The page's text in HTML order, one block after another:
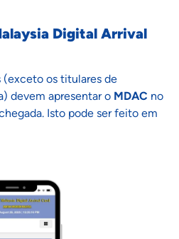
Digital Arrival
(exceto os titulares de
devem apresentar o MDAC no
Isto pode ser feito em